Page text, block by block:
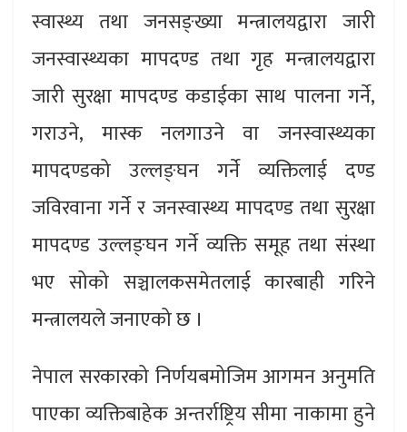
स्वास्थ्य तथा जनसङ्ख्या मन्त्रालयद्वारा जारी
जनस्वास्थ्यका मापदण्ड तथा गृह मन्त्रालयद्वारा
जारी सुरक्षा मापदण्ड कडाईका साथ पालना गर्ने,
गराउने, मास्क नलगाउने वा जनस्वास्थ्यका
मापदण्डको उल्लङ्घन गर्ने व्यक्तिलाई दण्ड
जविरवाना गर्ने र जनस्वास्थ्य मापदण्ड तथा सुरक्षा
मापदण्ड उल्लङ्घन गर्ने व्यक्ति समूह तथा संस्था
भए सोको सञ्चालकसमेतलाई कारबाही गरिने
मन्त्रालयले जनाएको छ ।
नेपाल सरकारको निर्णयबमोजिम आगमन अनुमति
पाएका व्यक्तिबाहेक अन्तर्राष्ट्रिय सीमा नाकामा हुने